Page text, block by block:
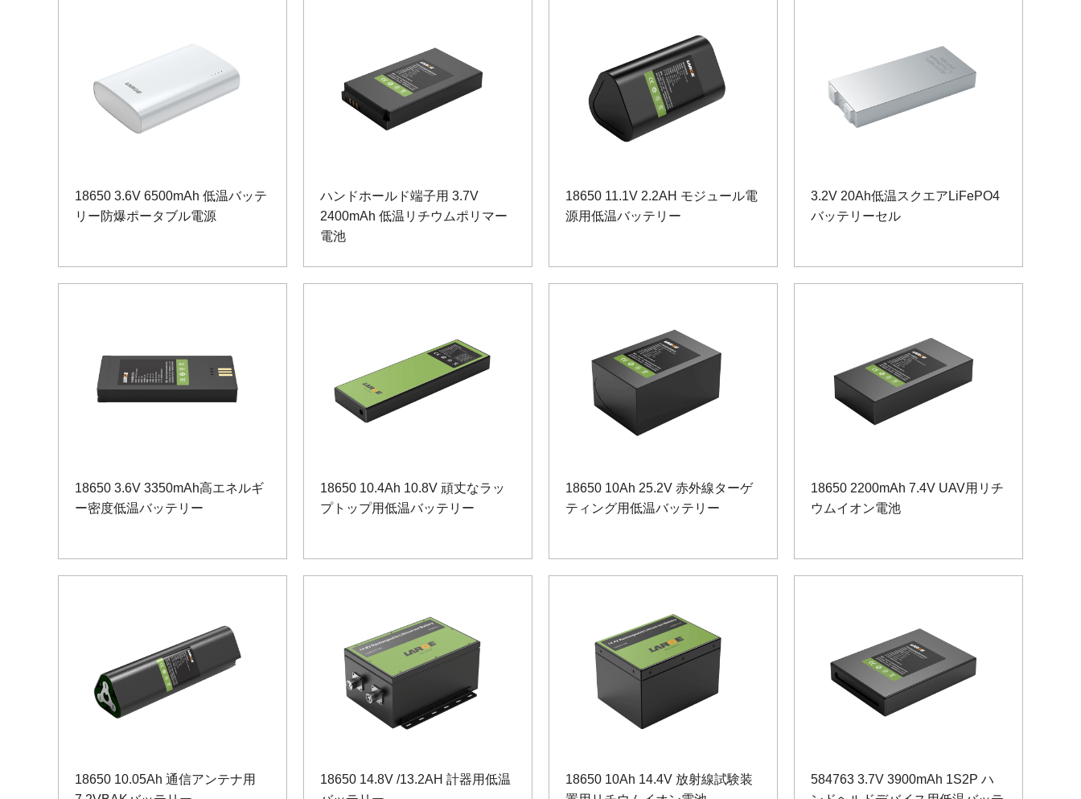
18650 3.6V 6500mAh 低温バッテ
リー防爆ポータブル電源
ハンドホールド端子用 3.7V
2400mAh 低温リチウムポリマー
電池
18650 11.1V 2.2AH モジュール電
源用低温バッテリー
3.2V 20Ah低温スクエアLiFePO4
バッテリーセル
18650 3.6V 3350mAh高エネルギ
ー密度低温バッテリー
18650 10.4Ah 10.8V 頑丈なラッ
プトップ用低温バッテリー
18650 10Ah 25.2V 赤外線ターゲ
ティング用低温バッテリー
18650 2200mAh 7.4V UAV用リチ
ウムイオン電池
18650 10.05Ah 通信アンテナ用
18650 14.8V /13.2AH 計器用低温
18650 10Ah 14.4V 放射線試験装
584763 3.7V 3900mAh 1S2P ハ